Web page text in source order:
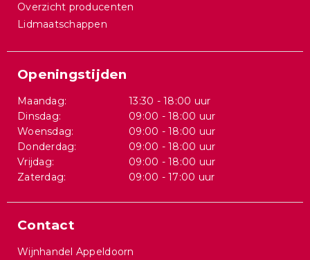
Overzicht producenten
Lidmaatschappen
Openingstijden
Maandag:
13:30 - 18:00 uur
Dinsdag:
09:00 - 18:00 uur
Woensdag:
09:00 - 18:00 uur
Donderdag:
09:00 - 18:00 uur
Vrijdag:
09:00 - 18:00 uur
Zaterdag:
09:00 - 17:00 uur
Contact
Wijnhandel Appeldoorn